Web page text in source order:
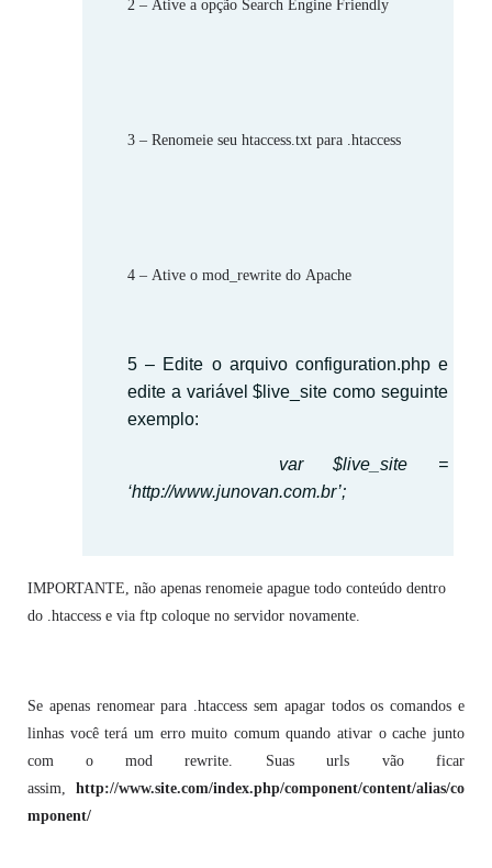
2 – Ative a opção Search Engine Friendly
3 – Renomeie seu htaccess.txt para .htaccess
4 – Ative o mod_rewrite do Apache
5 – Edite o arquivo configuration.php e
edite a variável $live_site como seguinte
exemplo:
var $live_site =
‘http://www.junovan.com.br’;
IMPORTANTE, não apenas renomeie apague todo conteúdo dentro
do .htaccess e via ftp coloque no servidor novamente.
Se apenas renomear para .htaccess sem apagar todos os comandos e
linhas você terá um erro muito comum quando ativar o cache junto
com o mod rewrite. Suas urls vão ficar
assim, http://www.site.com/index.php/component/content/alias/co
mponent/